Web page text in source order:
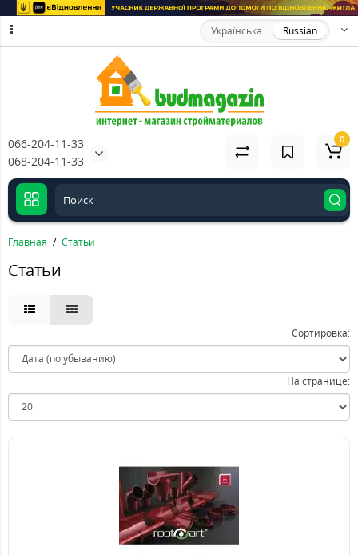
Українська Russian
066-204-11-33
068-204-11-33
0
Главная Статьи
Статьи
Сортировка:
На странице: